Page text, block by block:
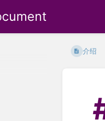
介绍